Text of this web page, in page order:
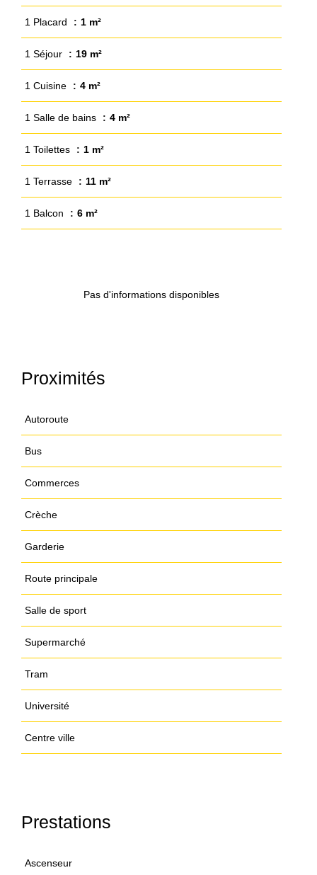
1 Placard 1 m²
1 Séjour 19 m²
1 Cuisine 4 m²
1 Salle de bains 4 m²
1 Toilettes 1 m²
1 Terrasse 11 m²
1 Balcon 6 m²
Pas d'informations disponibles
Proximités
Autoroute
Bus
Commerces
Crèche
Garderie
Route principale
Salle de sport
Supermarché
Tram
Université
Centre ville
Prestations
Ascenseur